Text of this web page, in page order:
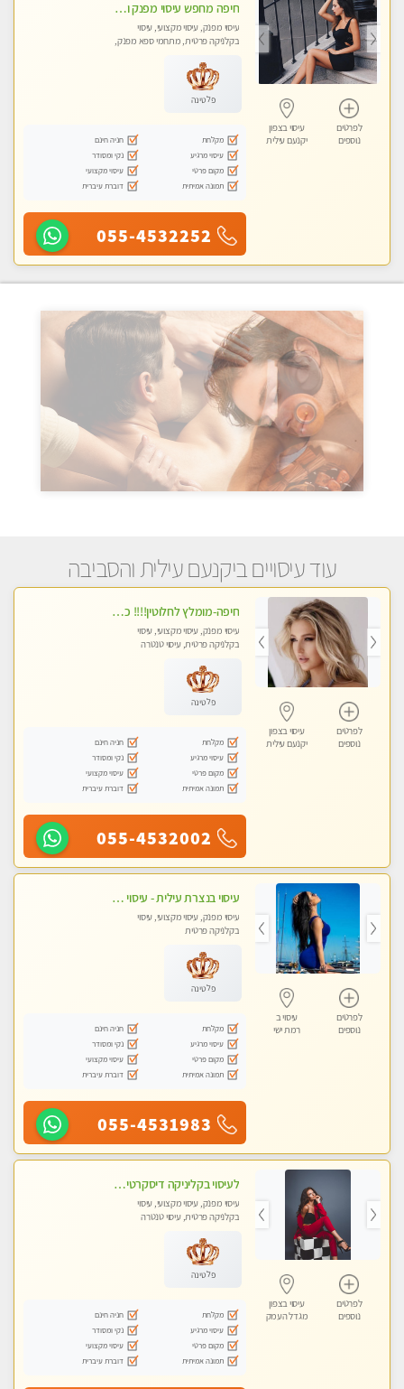
לפרטים
נוספים
עיסוי בצפון
יקנעם עילית
חיפה מחפש עיסוי מפנק ומרגיע ?
עיסוי מפנק, עיסוי מקצועי, עיסוי
בקלניקה פרטית, מתחמי ספא מפנק,
פלטינה
מקלחת
חניה חינם
עיסוי מרגיע
נקי ומסודר
מקום פרטי
עיסוי מקצועי
תמונה אמיתית
דוברת עיברית
055-4532252
עוד עיסויים ביקנעם עילית והסביבה
לפרטים
נוספים
עיסוי בצפון
יקנעם עילית
חיפה-מומלץ לחלוטין!!!! כל סוגי העיסויים מעסה ישראלית מהממת, מקצועית ואיכותית פרטי!!! לא עונה לחסוי- ללא מין !
עיסוי מפנק, עיסוי מקצועי, עיסוי
בקלניקה פרטית, עיסוי טנטרה
פלטינה
מקלחת
חניה חינם
עיסוי מרגיע
נקי ומסודר
מקום פרטי
עיסוי מקצועי
תמונה אמיתית
דוברת עיברית
055-4532002
לפרטים
נוספים
עיסוי ב
רמת ישי
עיסוי בנצרת עילית - עיסוי מפנק מרגיע ושקט במקום מדהים עיסוי מושקע מאוד
עיסוי מפנק, עיסוי מקצועי, עיסוי
בקלניקה פרטית
פלטינה
מקלחת
חניה חינם
עיסוי מרגיע
נקי ומסודר
מקום פרטי
עיסוי מקצועי
תמונה אמיתית
דוברת עיברית
055-4531983
לפרטים
נוספים
עיסוי בצפון
מגדל העמק
לעיסוי בקליניקה דיסקרטית -בחיפה
עיסוי מפנק, עיסוי מקצועי, עיסוי
בקלניקה פרטית, עיסוי טנטרה
פלטינה
מקלחת
חניה חינם
עיסוי מרגיע
נקי ומסודר
מקום פרטי
עיסוי מקצועי
תמונה אמיתית
דוברת עיברית